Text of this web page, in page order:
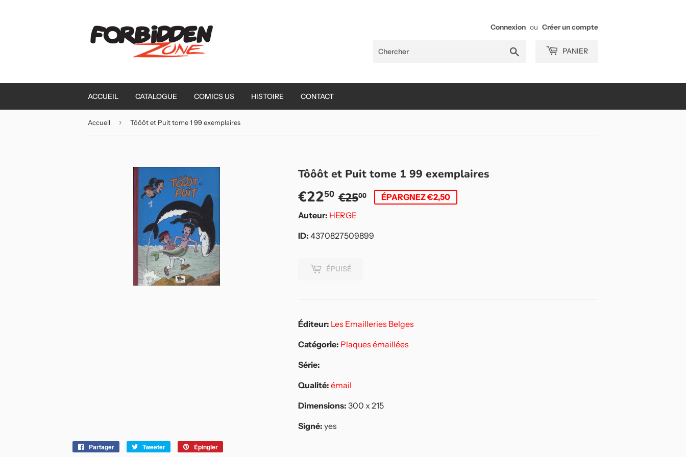
Connexion ou Créer un compte
Chercher PANIER
ACCUEIL CATALOGUE COMICS US HISTOIRE CONTACT
Accueil › Tôôôt et Puit tome 1 99 exemplaires
Tôôôt et Puit tome 1 99 exemplaires
€2250 €2500
Prix
€25,00
Prix
€22,50
ÉPARGNEZ €2,50
Auteur: HERGE
ID: 4370827509899
ÉPUISÉ
Éditeur: Les Emailleries Belges
Catégorie: Plaques émaillées
Série:
Qualité: émail
Dimensions: 300 x 215
Signé: yes
Partager
PartagerTweeter
Tweeter
Épingler